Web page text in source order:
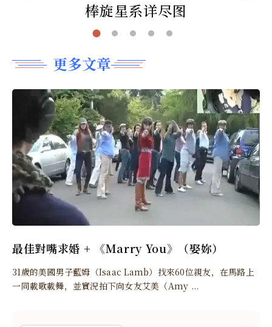
棒旋星系详尽图
更多文章
最佳對嘴求婚 + 《Marry You》（娶妳）
31歲的美國男子藍姆（Isaac Lamb）找來60位親友，在馬路上
一同載歌載舞，並實況拍下向女友艾美（Amy ...